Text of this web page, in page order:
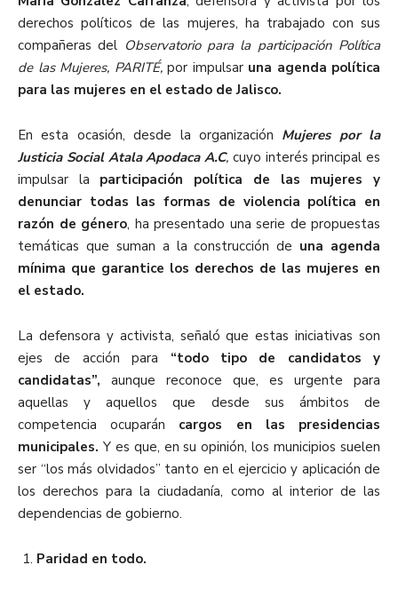
derechos políticos de las mujeres, ha trabajado con sus
compañeras del Observatorio para la participación Política
de las Mujeres, PARITÉ, por impulsar una agenda política
para las mujeres en el estado de Jalisco.
En esta ocasión, desde la organización Mujeres por la
Justicia Social Atala Apodaca A.C, cuyo interés principal es
impulsar la participación política de las mujeres y
denunciar todas las formas de violencia política en
razón de género, ha presentado una serie de propuestas
temáticas que suman a la construcción de una agenda
mínima que garantice los derechos de las mujeres en
el estado.
La defensora y activista, señaló que estas iniciativas son
ejes de acción para “todo tipo de candidatos y
candidatas”, aunque reconoce que, es urgente para
aquellas y aquellos que desde sus ámbitos de
competencia ocuparán cargos en las presidencias
municipales. Y es que, en su opinión, los municipios suelen
ser “los más olvidados” tanto en el ejercicio y aplicación de
los derechos para la ciudadanía, como al interior de las
dependencias de gobierno.
Paridad en todo.